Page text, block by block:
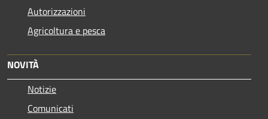
Autorizzazioni
Agricoltura e pesca
NOVITÀ
Notizie
Comunicati